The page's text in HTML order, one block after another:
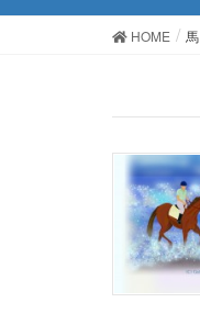
HOME 馬